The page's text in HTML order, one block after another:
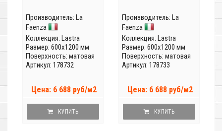
Производитель: La
Faenza
Коллекция: Lastra
Размер: 600x1200 мм
Поверхность: матовая
Артикул: 178732
Цена: 6 688 руб/м2
КУПИТЬ
Производитель: La
Faenza
Коллекция: Lastra
Размер: 600x1200 мм
Поверхность: матовая
Артикул: 178733
Цена: 6 688 руб/м2
КУПИТЬ